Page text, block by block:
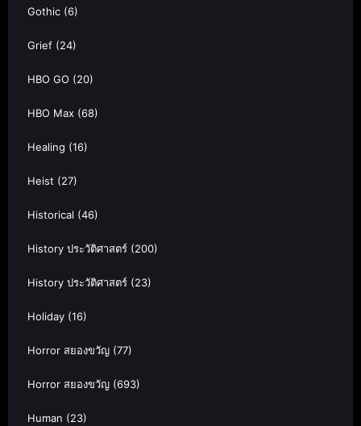
Gothic (6)
Grief (24)
HBO GO (20)
HBO Max (68)
Healing (16)
Heist (27)
Historical (46)
History ประวัติศาสตร์ (200)
History ประวัติศาสตร์ (23)
Holiday (16)
Horror สยองขวัญ (77)
Horror สยองขวัญ (693)
Human (23)